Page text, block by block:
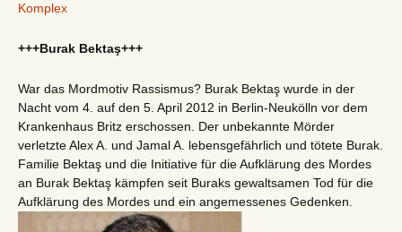
Komplex
+++Burak Bektaş+++
War das Mordmotiv Rassismus? Burak Bektaş wurde in der
Nacht vom 4. auf den 5. April 2012 in Berlin-Neukölln vor dem
Krankenhaus Britz erschossen. Der unbekannte Mörder
verletzte Alex A. und Jamal A. lebensgefährlich und tötete Burak.
Familie Bektaş und die Initiative für die Aufklärung des Mordes
an Burak Bektaş kämpfen seit Buraks gewaltsamen Tod für die
Aufklärung des Mordes und ein angemessenes Gedenken.